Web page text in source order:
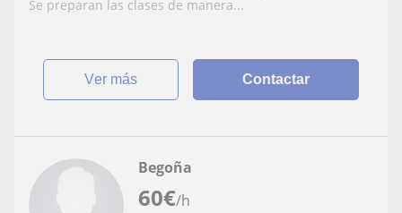
cada persona.
Se preparan las clases de manera...
ver más Contactar
60€/h
Begoña